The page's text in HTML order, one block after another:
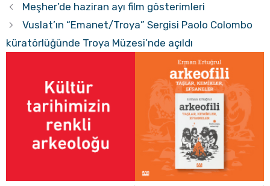
Meşher’de haziran ayı film gösterimleri
Vuslat’ın “Emanet/Troya” Sergisi Paolo Colombo
küratörlüğünde Troya Müzesi’nde açıldı